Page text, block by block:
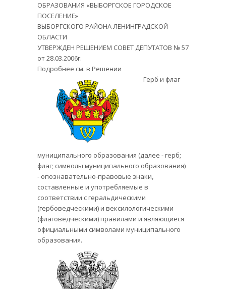
ОБРАЗОВАНИЯ «ВЫБОРГСКОЕ ГОРОДСКОЕ
ПОСЕЛЕНИЕ»
ВЫБОРГСКОГО РАЙОНА ЛЕНИНГРАДСКОЙ
ОБЛАСТИ
УТВЕРЖДЕН РЕШЕНИЕМ СОВЕТ ДЕПУТАТОВ № 57
от 28.03.2006г.
Подробнее см. в Решении
Герб и флаг
муниципального образования (далее - герб;
флаг; символы муниципального образования)
- опознавательно-правовые знаки,
составленные и употребляемые в
соответствии с геральдическими
(гербоведческими) и вексилологическими
(флаговедческими) правилами и являющиеся
официальными символами муниципального
образования.